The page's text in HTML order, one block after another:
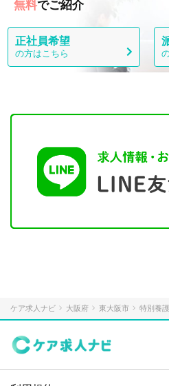
無料でご紹介
正社員希望
の方はこちら
ケア求人ナビ 大阪府 東大阪市 特別養